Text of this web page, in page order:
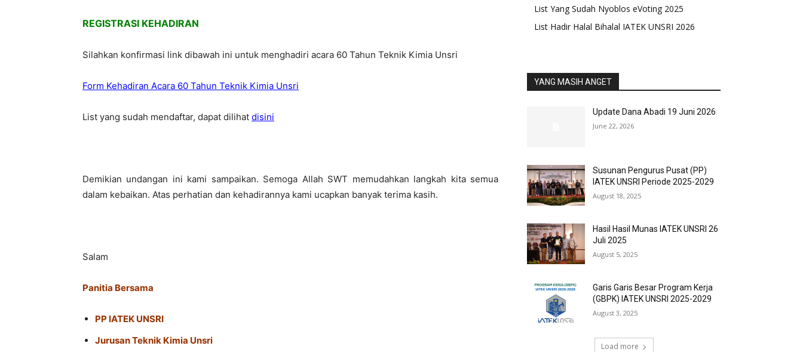
REGISTRASI KEHADIRAN
Silahkan konfirmasi link dibawah ini untuk menghadiri acara 60 Tahun Teknik Kimia Unsri
Form Kehadiran Acara 60 Tahun Teknik Kimia Unsri
List yang sudah mendaftar, dapat dilihat disini
Demikian undangan ini kami sampaikan. Semoga Allah SWT memudahkan langkah kita semua
dalam kebaikan. Atas perhatian dan kehadirannya kami ucapkan banyak terima kasih.
Salam
Panitia Bersama
⁠PP IATEK UNSRI
Jurusan Teknik Kimia Unsri
List Yang Sudah Nyoblos eVoting 2025
List Hadir Halal Bihalal IATEK UNSRI 2026
YANG MASIH ANGET
Update Dana Abadi 19 Juni 2026
June 22, 2026
Susunan Pengurus Pusat (PP)
IATEK UNSRI Periode 2025-2029
August 18, 2025
Hasil Hasil Munas IATEK UNSRI 26
Juli 2025
August 5, 2025
Garis Garis Besar Program Kerja
(GBPK) IATEK UNSRI 2025-2029
August 3, 2025
Load more